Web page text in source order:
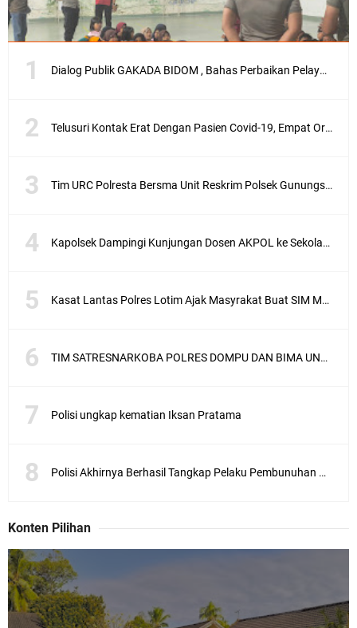
Dialog Publik GAKADA BIDOM , Bahas Perbaikan Pelayanan Medis di NTB
Telusuri Kontak Erat Dengan Pasien Covid-19, Empat Orang di Desa Kedaro Sekotong Dirapid
Tim URC Polresta Bersma Unit Reskrim Polsek Gunungsari Tangkap Pelaku Curanmor
Kapolsek Dampingi Kunjungan Dosen AKPOL ke Sekolah Rakyat Gunungsari
Kasat Lantas Polres Lotim Ajak Masyrakat Buat SIM Melalui SATPAS Bukan Calo
TIM SATRESNARKOBA POLRES DOMPU DAN BIMA UNGKAP KASUS NARKOBA VIA JASA PENGIRIMAN BARANG JNE
Polisi ungkap kematian Iksan Pratama
Polisi Akhirnya Berhasil Tangkap Pelaku Pembunuhan Mahasiswa Asal Sunbawa
Konten Pilihan